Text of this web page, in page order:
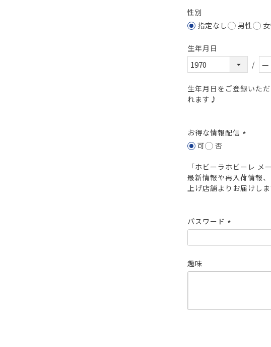
性別
指定なし
男性
生年月日
生年月日をご登録いた
れます♪
お得な情報配信
可 否
「ホビーラホビーレ メ
最新情報や再入荷情報
上げ店舗よりお届けしま
パスワード
須)
趣味